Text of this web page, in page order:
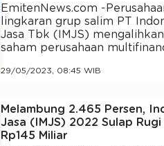
EmitenNews.com -
lingkaran grup salim PT
Jasa Tbk (IMJS)
saham perusahaan
29/05/2023, 08:45 WIB
Melambung 2.465 Persen,
Jasa (IMJS) 2022 Sulap
Rp145 Miliar